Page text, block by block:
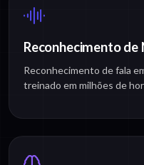
Reconhecimento
Reconhecimento de fala
treinado em milhões de